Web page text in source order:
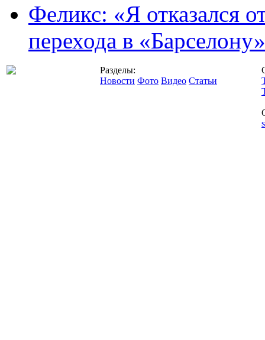
Феликс: «Я отказался
перехода в «Барселону»
Разделы:
Новости Фото Видео Статьи